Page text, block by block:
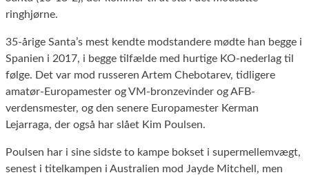
ringhjørne.
35-årige Santa’s mest kendte modstandere mødte han begge i
Spanien i 2017, i begge tilfælde med hurtige KO-nederlag til
følge. Det var mod russeren Artem Chebotarev, tidligere
amatør-Europamester og VM-bronzevinder og AFB-
verdensmester, og den senere Europamester Kerman
Lejarraga, der også har slået Kim Poulsen.
Poulsen har i sine sidste to kampe bokset i supermellemvægt,
senest i titelkampen i Australien mod Jayde Mitchell, men